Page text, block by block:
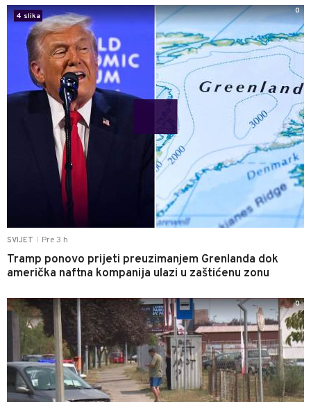
SVIJET Pre 3 h
Tramp ponovo prijeti preuzimanjem Grenlanda dok
američka naftna kompanija ulazi u zaštićenu zonu
4 slika
0
0